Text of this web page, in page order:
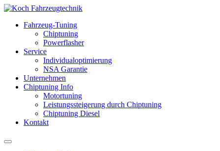
Fahrzeug-Tuning
Chiptuning
Powerflasher
Service
Individualoptimierung
NSA Garantie
Unternehmen
Chiptuning Info
Motortuning
Leistungssteigerung durch Chiptuning
Chiptuning Diesel
Kontakt